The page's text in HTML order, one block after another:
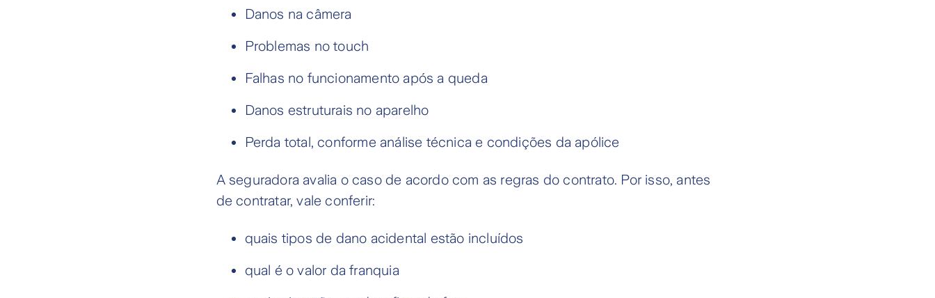
Danos na câmera
Problemas no touch
Falhas no funcionamento após a queda
Danos estruturais no aparelho
Perda total, conforme análise técnica e condições da apólice
A seguradora avalia o caso de acordo com as regras do contrato. Por isso, antes
de contratar, vale conferir:
quais tipos de dano acidental estão incluídos
qual é o valor da franquia